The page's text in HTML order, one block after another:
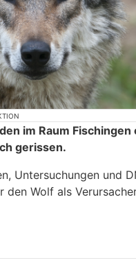
im Raum Fischingen
gerissen.
Untersuchungen und
den Wolf als